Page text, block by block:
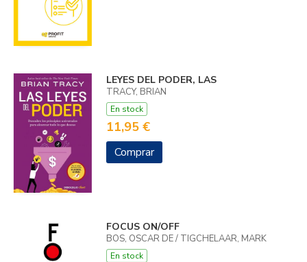
LEYES DEL PODER, LAS
TRACY, BRIAN
En stock
11,95 €
Comprar
FOCUS ON/OFF
BOS, OSCAR DE / TIGCHELAAR, MARK
En stock